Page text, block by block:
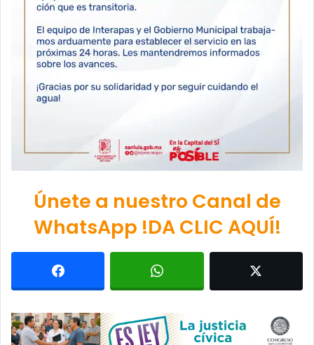
Únete a nuestro Canal de
WhatsApp !DA CLIC AQUÍ!